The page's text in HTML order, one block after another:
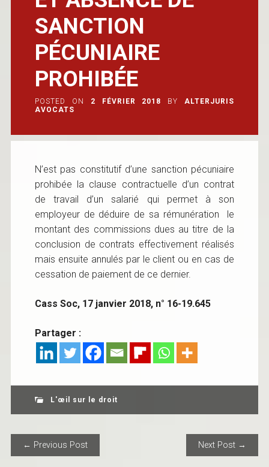
SANCTION
PÉCUNIAIRE
PROHIBÉE
POSTED ON 2 FÉVRIER 2018 BY
ALTERJURIS
AVOCATS
N’est pas constitutif d’une sanction pécuniaire
prohibée la clause contractuelle d’un contrat
de travail d’un salarié qui permet à son
employeur de déduire de sa rémunération le
montant des commissions dues au titre de la
conclusion de contrats effectivement réalisés
mais ensuite annulés par le client ou en cas de
cessation de paiement de ce dernier.
Cass Soc, 17 janvier 2018, n° 16-19.645
Partager :
L'œil sur le droit
POST NAVIGATION
← Previous Post Next Post →